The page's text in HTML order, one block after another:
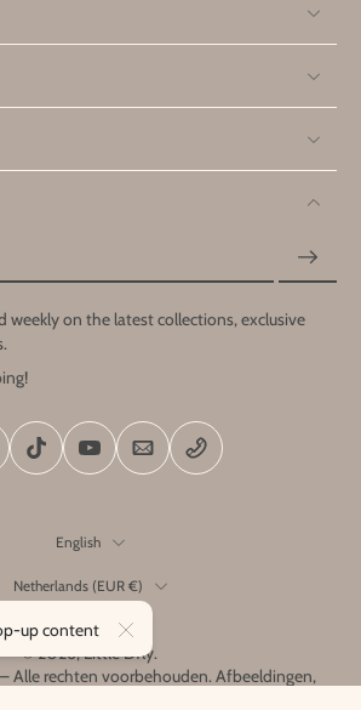
weekly on the latest collections, exclusive
English
Netherlands ‎(EUR €)‎
© 2026,Little Dfly.
Alle rechten voorbehouden. Afbeeldingen,
up content